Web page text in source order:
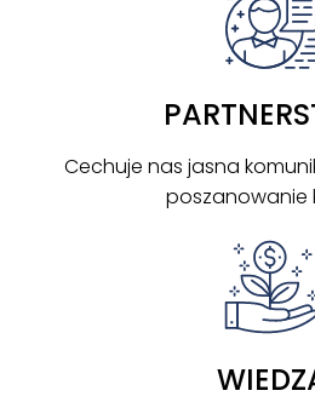
Cechuje nas jasna
poszanowanie